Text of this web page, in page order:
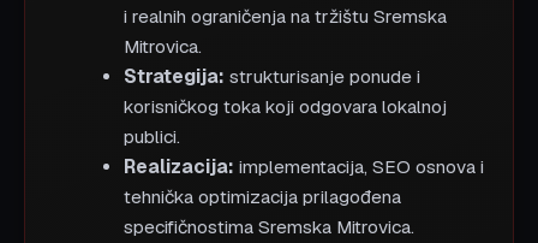
i realnih ograničenja na tržištu Sremska
Mitrovica.
Strategija: strukturisanje ponude i
korisničkog toka koji odgovara lokalnoj
publici.
Realizacija: implementacija, SEO osnova i
tehnička optimizacija prilagođena
specifičnostima Sremska Mitrovica.